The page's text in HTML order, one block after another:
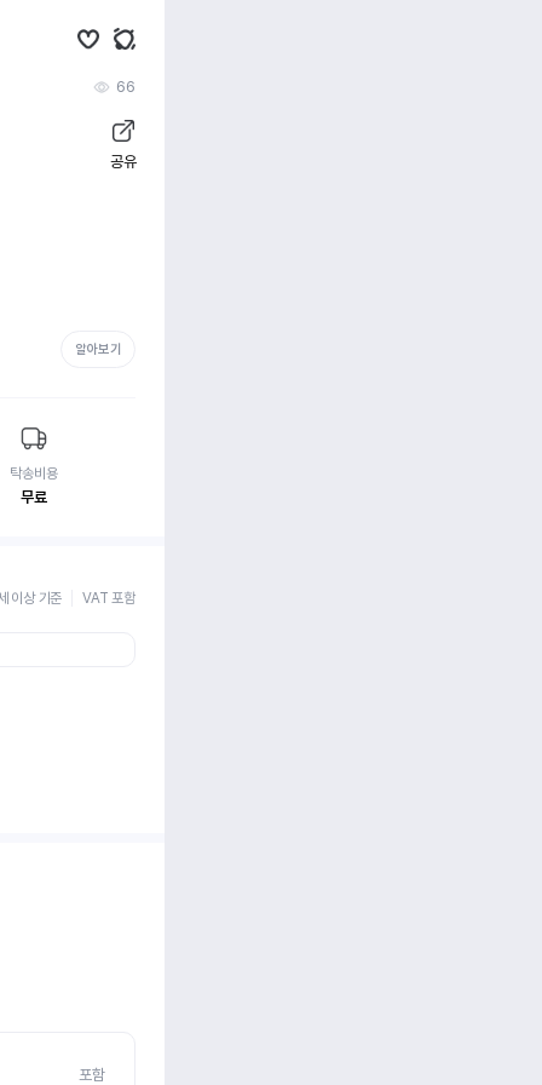
66
공유
알아보기
탁송비용
무료
이상 기준 VAT 포함
포함